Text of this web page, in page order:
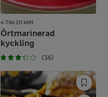
4 TIM 20 MIN
Örtmarinerad
kyckling
(36)